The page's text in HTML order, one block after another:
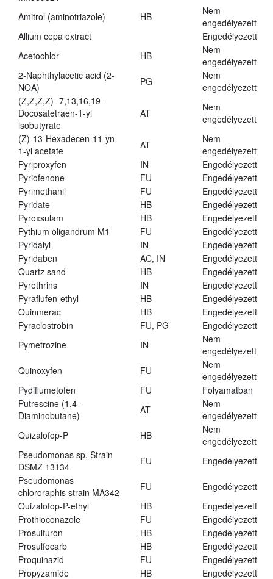
Amitrol (aminotriazole) HB
Nem
engedélyezett
Allium cepa extract
Engedélyezett
Acetochlor
HB
Nem
engedélyezett
2-Naphthylacetic acid (2-
NOA)
PG
Nem
engedélyezett
(Z,Z,Z,Z)- 7,13,16,19-
Docosatetraen-1-yl
isobutyrate
AT
Nem
engedélyezett
(Z)-13-Hexadecen-11-yn-
1-yl acetate
AT
Nem
engedélyezett
Pyriproxyfen
IN
Engedélyezett
Pyriofenone
FU
Engedélyezett
Pyrimethanil
FU
Engedélyezett
Pyridate
HB
Engedélyezett
Pyroxsulam
HB
Engedélyezett
Pythium oligandrum M1
FU
Engedélyezett
Pyridalyl
IN
Engedélyezett
Pyridaben
AC, IN
Engedélyezett
Quartz sand
HB
Engedélyezett
Pyrethrins
IN
Engedélyezett
Pyraflufen-ethyl
HB
Engedélyezett
Quinmerac
HB
Engedélyezett
Pyraclostrobin
FU, PG
Engedélyezett
Pymetrozine
IN
Nem
engedélyezett
Quinoxyfen
FU
Nem
engedélyezett
Pydiflumetofen
FU
Folyamatban
Putrescine (1,4-
Diaminobutane)
AT
Nem
engedélyezett
Quizalofop-P
HB
Nem
engedélyezett
Pseudomonas sp. Strain
DSMZ 13134
FU
Engedélyezett
Pseudomonas
chlororaphis strain MA342
FU
Engedélyezett
Quizalofop-P-ethyl
HB
Engedélyezett
Prothioconazole
FU
Engedélyezett
Prosulfuron
HB
Engedélyezett
Prosulfocarb
HB
Engedélyezett
Proquinazid
FU
Engedélyezett
Propyzamide
HB
Engedélyezett